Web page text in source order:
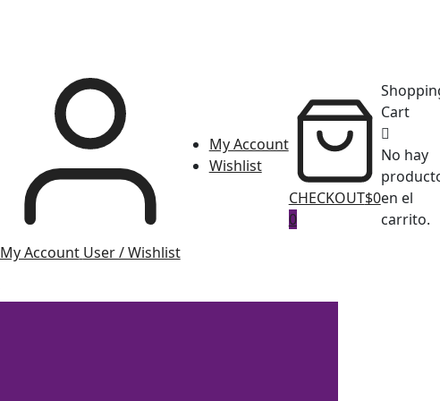
My Account User / Wishlist
My Account
Wishlist
CHECKOUT$0
0
Cart
No hay
en el
carrito.